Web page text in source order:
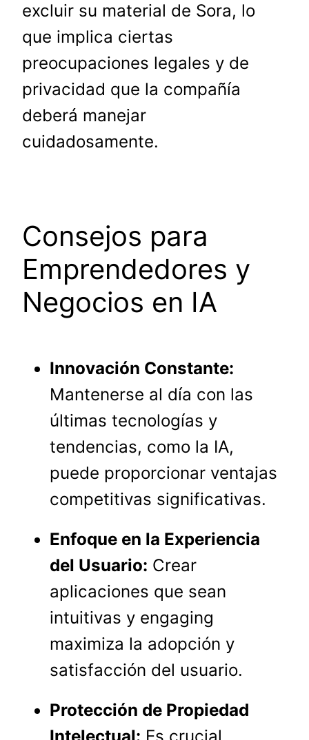
excluir su material de Sora, lo
que implica ciertas
preocupaciones legales y de
privacidad que la compañía
deberá manejar
cuidadosamente.
Consejos para
Emprendedores y
Negocios en IA
Innovación Constante:
Mantenerse al día con las
últimas tecnologías y
tendencias, como la IA,
puede proporcionar ventajas
competitivas significativas.
Enfoque en la Experiencia
del Usuario: Crear
aplicaciones que sean
intuitivas y engaging
maximiza la adopción y
satisfacción del usuario.
Protección de Propiedad